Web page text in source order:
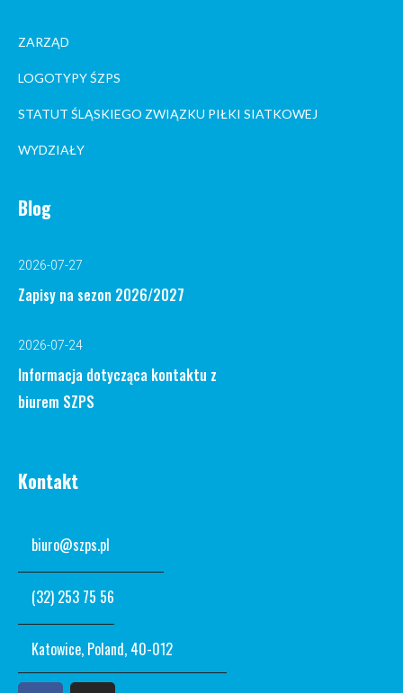
ZARZĄD
LOGOTYPY ŚZPS
STATUT ŚLĄSKIEGO ZWIĄZKU PIŁKI SIATKOWEJ
WYDZIAŁY
Blog
2026-07-27
Zapisy na sezon 2026/2027
2026-07-24
Informacja dotycząca kontaktu z
biurem SZPS
Kontakt
biuro@szps.pl
(32) 253 75 56
Katowice, Poland, 40-012